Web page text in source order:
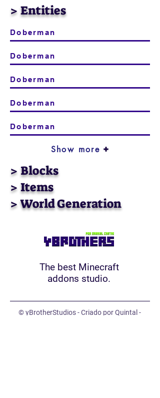
> Entities
Doberman
Doberman
Doberman
Doberman
Doberman
Show more
> Blocks
> Items
> World Generation
The best Minecraft
addons studio.
© yBrotherStudios - Criado por Quintal -